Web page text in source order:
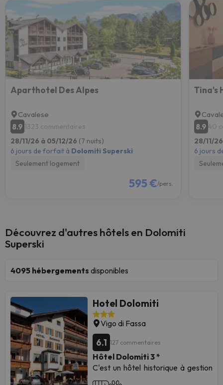
Aparthotel Des Alpes
Cavalese
8.9 1323 commentaires
28/11/26 à 05/12/26 (7 nuits)
6 jours de forfait à Dolomiti Superski
Seulement logement
595 €/pers.
Tina's
8.9 40
28/11/
6 jours
Découvrez d'autres hôtels en Dolomiti
Superski
4095 hébergements disponibles
Hotel Dolomiti
Vigo di Fassa
6.1 127 commentaires
Hôtel Dolomiti 3 *
C'est un hôtel historique à gestion
familiale situé à Vigo di Fassa.